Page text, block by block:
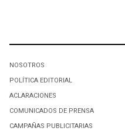
NOSOTROS
POLÍTICA EDITORIAL
ACLARACIONES
COMUNICADOS DE PRENSA
CAMPAÑAS PUBLICITARIAS